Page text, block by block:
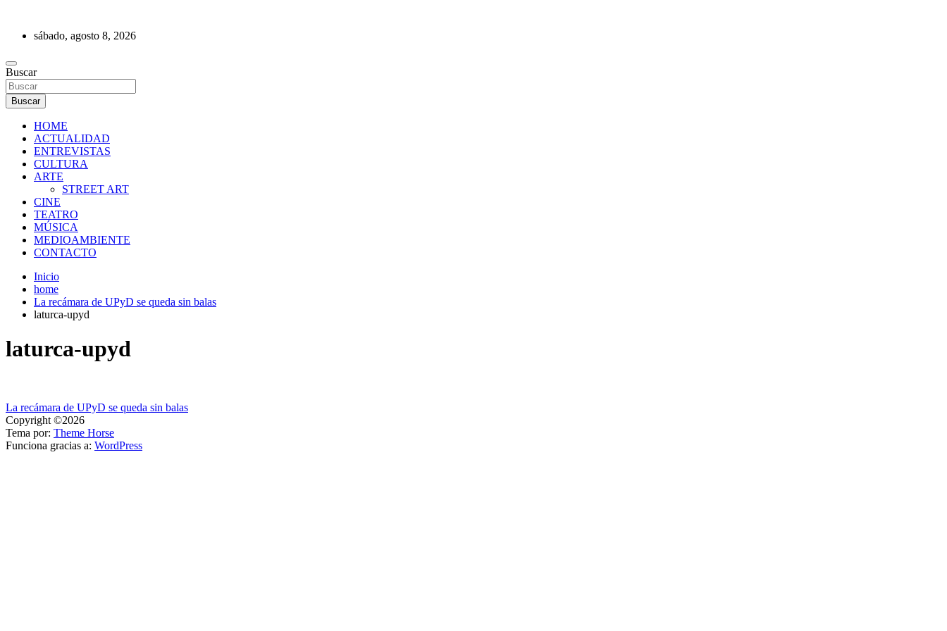
contenidosábado, agosto 8, 2026
REVISTA DE PRENSA
Buscar
Buscar
HOME
ACTUALIDAD
ENTREVISTAS
CULTURA
ARTE
STREET ART
CINE
TEATRO
MÚSICA
MEDIOAMBIENTE
CONTACTO
Inicio
home
La recámara de UPyD se queda sin balas
laturca-upyd
laturca-upyd
Navegación
de
entradas
La recámara de UPyD se queda sin balas
Copyright ©2026
Tema por: Theme Horse
Funciona gracias a: WordPress